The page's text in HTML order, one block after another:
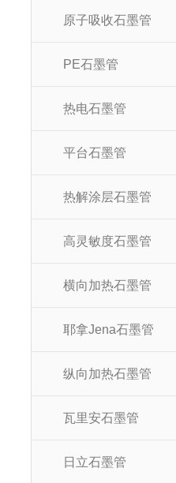
原子吸收石墨管
PE石墨管
热电石墨管
平台石墨管
热解涂层石墨管
高灵敏度石墨管
横向加热石墨管
耶拿Jena石墨管
纵向加热石墨管
瓦里安石墨管
日立石墨管